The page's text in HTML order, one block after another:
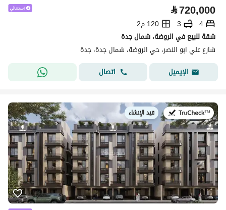
⃁720,000
4
3
120 م2
شقة للبيع في الروضة، شمال جدة
شارع علي ابو النصر، حي الروضة، شمال جدة، جدة
الإيميل
اتصال
في:قيد الإنشاء